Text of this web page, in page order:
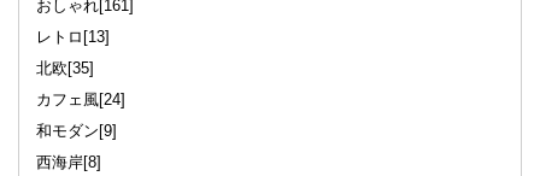
おしゃれ[161]
レトロ[13]
北欧[35]
カフェ風[24]
和モダン[9]
西海岸[8]